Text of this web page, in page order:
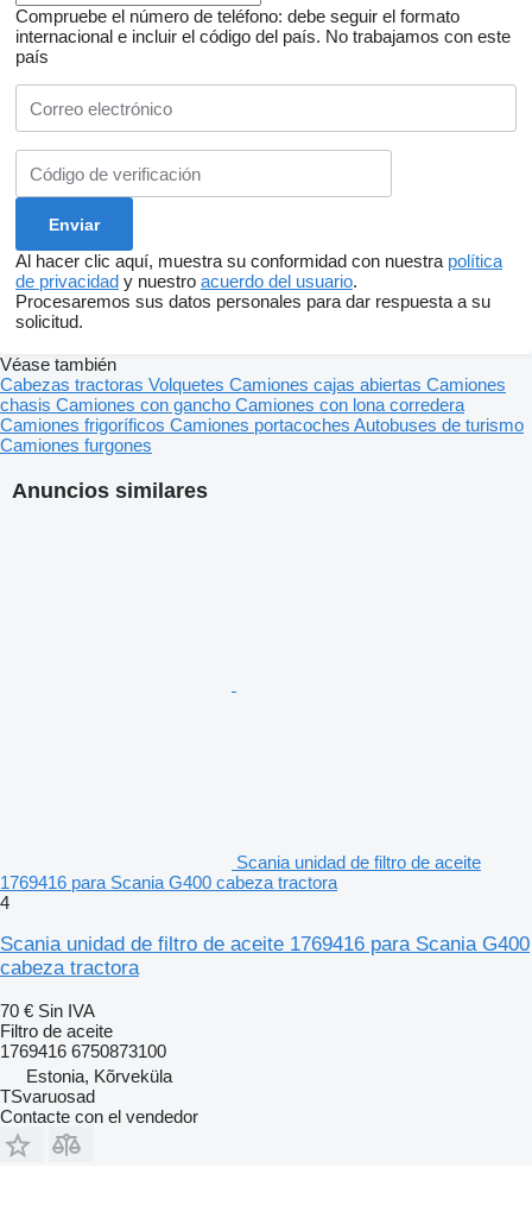
Compruebe el número de teléfono: debe seguir el formato
internacional e incluir el código del país. No trabajamos con este
país
Al hacer clic aquí, muestra su conformidad con nuestra política
de privacidad y nuestro acuerdo del usuario.
Procesaremos sus datos personales para dar respuesta a su
solicitud.
Anuncios similares
Scania unidad de filtro de aceite
1769416 para Scania G400 cabeza tractora
4
Scania unidad de filtro de aceite 1769416 para Scania G400
cabeza tractora
70 € Sin IVA
Filtro de aceite
1769416 6750873100
Estonia, Kõrveküla
TSvaruosad
Contacte con el vendedor
Véase también
Cabezas tractoras Volquetes Camiones cajas abiertas Camiones
chasis Camiones con gancho Camiones con lona corredera
Camiones frigoríficos Camiones portacoches Autobuses de turismo
Camiones furgones